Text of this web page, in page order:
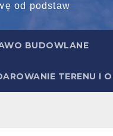
od podstaw
BUDOWLANE
TERENU I